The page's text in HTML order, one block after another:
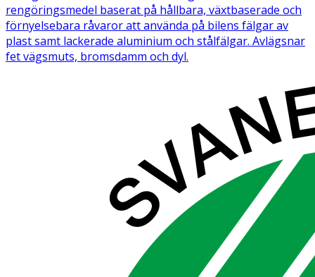
rengöringsmedel baserat på hållbara, växtbaserade och
förnyelsebara råvaror att använda på bilens fälgar av
plast samt lackerade aluminium och stålfälgar. Avlägsnar
fet vägsmuts, bromsdamm och dyl.